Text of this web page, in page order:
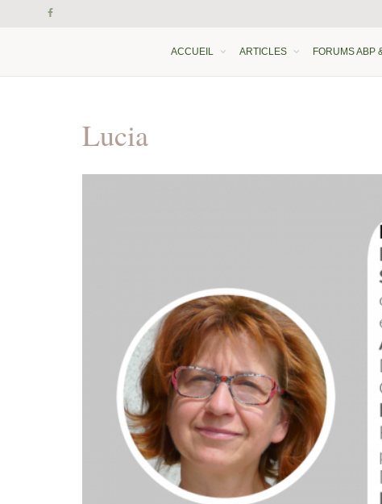
ACCUEIL ARTICLES FORUMS ABP
Lucia